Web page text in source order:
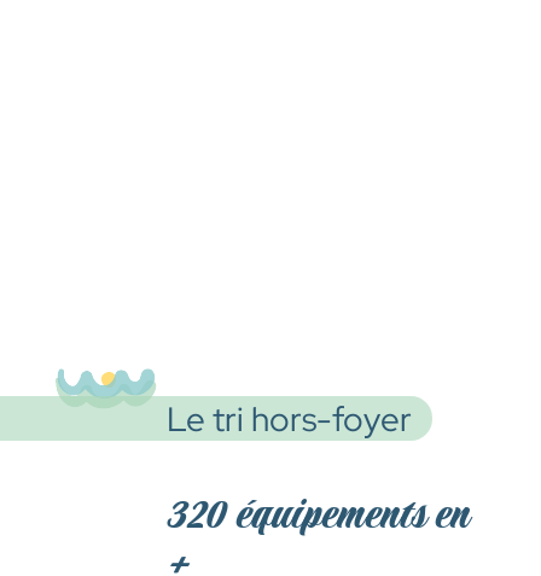
Le tri hors-foyer
320 équipements en
+